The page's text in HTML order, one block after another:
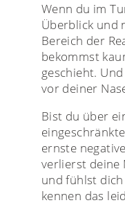
Wenn du im
Überblick und
Bereich der
bekommst
geschieht.
vor deiner
Bist du über
ernste
verlierst deine
und fühlst
kennen das